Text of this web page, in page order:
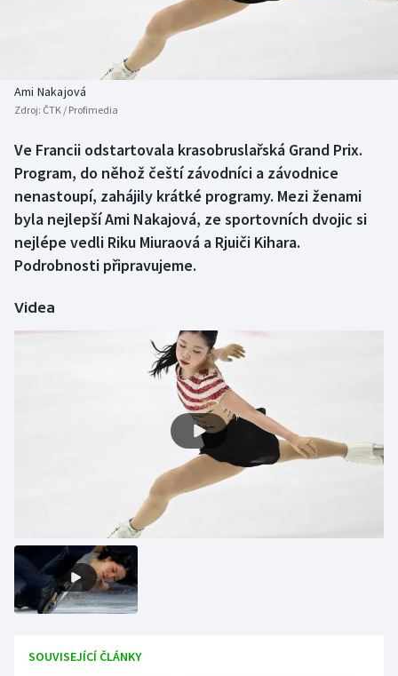
Biatlon
Box
Curling
Dostihy
Florbal
Judo
Krasobruslení
Historické návraty
Aplikace ČT sport
Ami Nakajová
Zdroj: ČTK / Profimedia
Ve Francii odstartovala krasobruslařská Grand Prix.
Program, do něhož čeští závodníci a závodnice
nenastoupí, zahájily krátké programy. Mezi ženami
byla nejlepší Ami Nakajová, ze sportovních dvojic si
nejlépe vedli Riku Miuraová a Rjuiči Kihara.
Podrobnosti připravujeme.
Videa
SOUVISEJÍCÍ ČLÁNKY